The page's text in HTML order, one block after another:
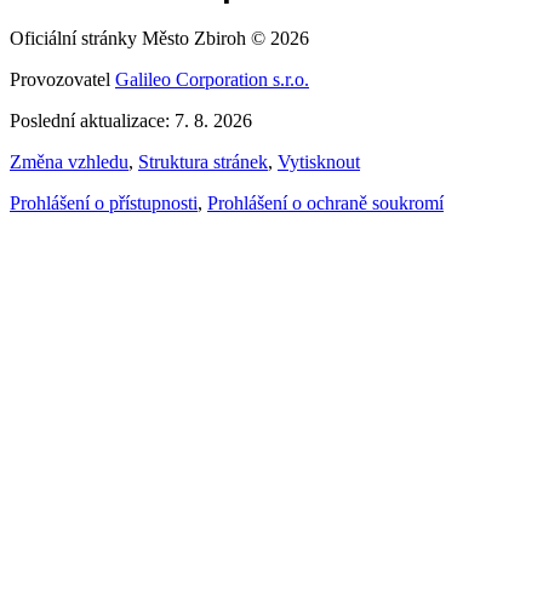
Oficiální stránky Město Zbiroh © 2026
Provozovatel Galileo Corporation s.r.o.
Poslední aktualizace: 7. 8. 2026
Změna vzhledu, Struktura stránek, Vytisknout
Prohlášení o přístupnosti, Prohlášení o ochraně soukromí